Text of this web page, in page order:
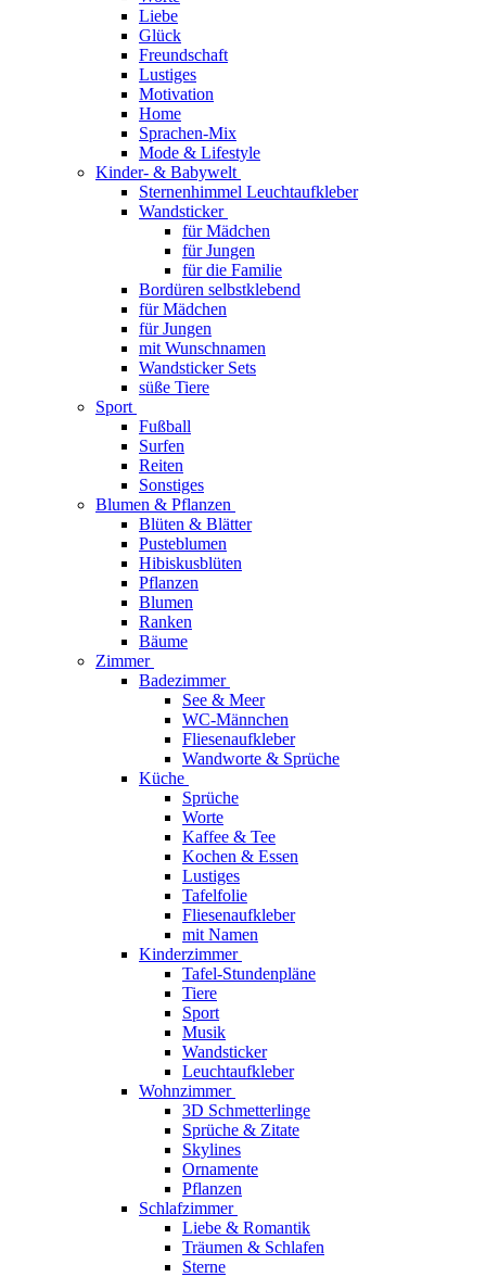
Liebe
Glück
Freundschaft
Lustiges
Motivation
Home
Sprachen-Mix
Mode & Lifestyle
Kinder- & Babywelt
Sternenhimmel Leuchtaufkleber
Wandsticker
für Mädchen
für Jungen
für die Familie
Bordüren selbstklebend
für Mädchen
für Jungen
mit Wunschnamen
Wandsticker Sets
süße Tiere
Sport
Fußball
Surfen
Reiten
Sonstiges
Blumen & Pflanzen
Blüten & Blätter
Pusteblumen
Hibiskusblüten
Pflanzen
Blumen
Ranken
Bäume
Zimmer
Badezimmer
See & Meer
WC-Männchen
Fliesenaufkleber
Wandworte & Sprüche
Küche
Sprüche
Worte
Kaffee & Tee
Kochen & Essen
Lustiges
Tafelfolie
Fliesenaufkleber
mit Namen
Kinderzimmer
Tafel-Stundenpläne
Tiere
Sport
Musik
Wandsticker
Leuchtaufkleber
Wohnzimmer
3D Schmetterlinge
Sprüche & Zitate
Skylines
Ornamente
Pflanzen
Schlafzimmer
Liebe & Romantik
Träumen & Schlafen
Sterne